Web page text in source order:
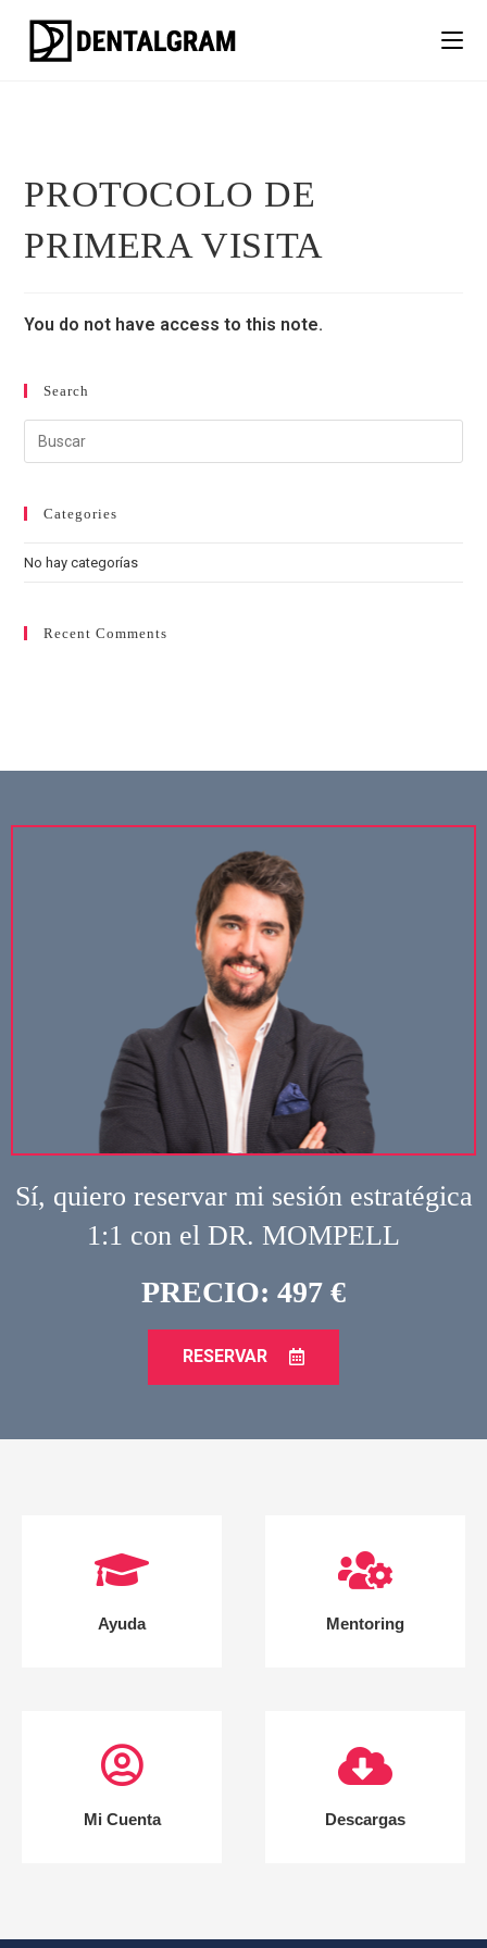
PROTOCOLO DE
PRIMERA VISITA
You do not have access to this note.
Search
Categories
No hay categorías
Recent Comments
Sí, quiero reservar mi sesión estratégica
1:1 con el DR. MOMPELL
PRECIO: 497 €
RESERVAR
Ayuda Mentoring
Mi Cuenta Descargas